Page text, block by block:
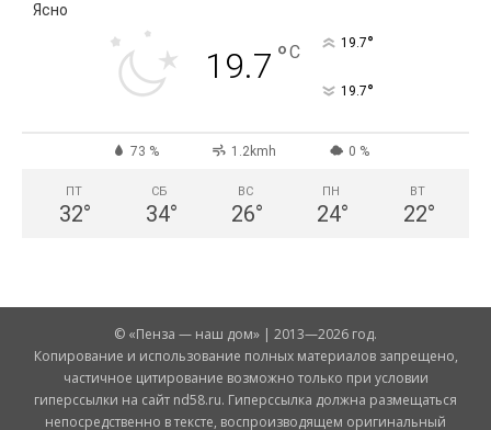
Ясно
19.7 °C 19.7°
19.7°
73 % 1.2kmh 0 %
ПТ
32°
СБ
34°
ВС
26°
ПН
24°
ВТ
22°
© «Пенза — наш дом» | 2013—2026 год.
Копирование и использование полных материалов запрещено,
частичное цитирование возможно только при условии
гиперссылки на сайт nd58.ru. Гиперссылка должна размещаться
непосредственно в тексте, воспроизводящем оригинальный